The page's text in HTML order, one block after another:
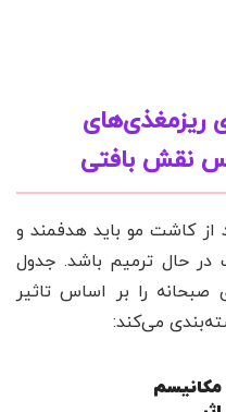
ریزمغذی‌های
نقش بافتی
از کاشت مو باید هدفمند و
در حال ترمیم باشد. جدول
صبحانه را بر اساس تاثیر
می‌کند:
مکانیسم